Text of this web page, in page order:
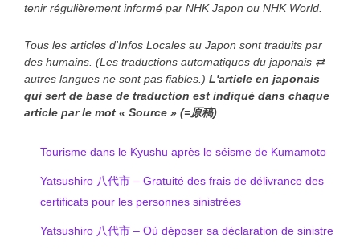
tenir régulièrement informé par NHK Japon ou NHK World.
Tous les articles d'Infos Locales au Japon sont traduits par
des humains. (Les traductions automatiques du japonais ⇄
autres langues ne sont pas fiables.) L'article en japonais
qui sert de base de traduction est indiqué dans chaque
article par le mot « Source » (=原稿)
Tourisme dans le Kyushu après le séisme de Kumamoto
Yatsushiro 八代市 – Gratuité des frais de délivrance des
certificats pour les personnes sinistrées
Yatsushiro 八代市 – Où déposer sa déclaration de sinistre